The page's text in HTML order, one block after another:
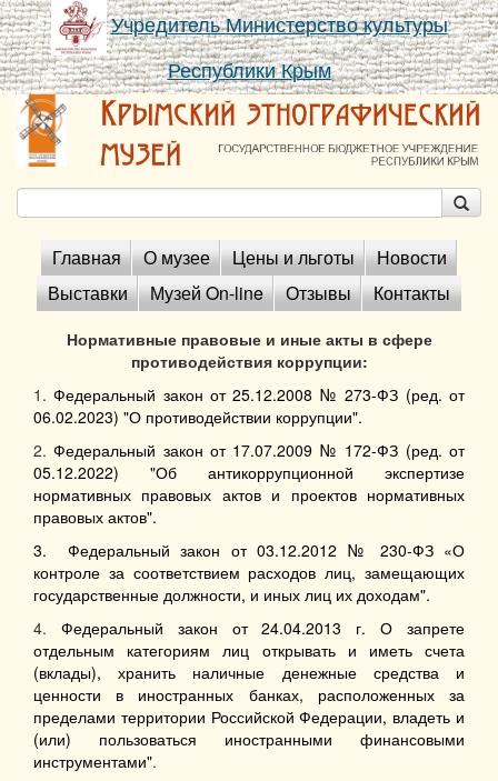
Учредитель Министерство культуры
Республики Крым
Главная О музее Цены и льготы
Новости
Выставки
Музей On-line Отзывы Контакты
Нормативные правовые и иные акты в сфере
противодействия коррупции:
1.Федеральный закон от 25.12.2008 № 273-ФЗ (ред. от
06.02.2023) "О противодействии коррупции".
2.Федеральный закон от 17.07.2009 № 172-ФЗ (ред. от
05.12.2022) "Об антикоррупционной экспертизе
нормативных правовых актов и проектов нормативных
правовых актов".
3. Федеральный закон от 03.12.2012 № 230-ФЗ «О
контроле за соответствием расходов лиц, замещающих
государственные должности, и иных лиц их доходам".
4. Федеральный закон от 24.04.2013 г. О запрете
отдельным категориям лиц открывать и иметь счета
(вклады), хранить наличные денежные средства и
ценности в иностранных банках, расположенных за
пределами территории Российской Федерации, владеть и
(или) пользоваться иностранными финансовыми
инструментами".